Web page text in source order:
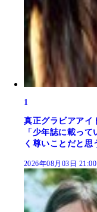
1
真正グラビアアイ
「少年誌に載っ
く尊いことだと思
2026年08月03日 21:00